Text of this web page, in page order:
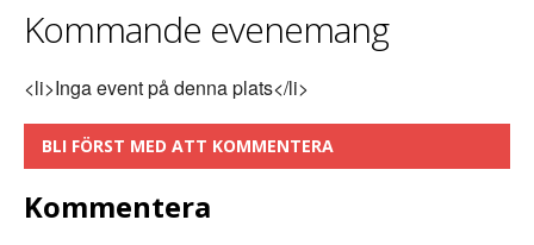
Kommande evenemang
<li>Inga event på denna plats</li>
BLI FÖRST MED ATT KOMMENTERA
Kommentera